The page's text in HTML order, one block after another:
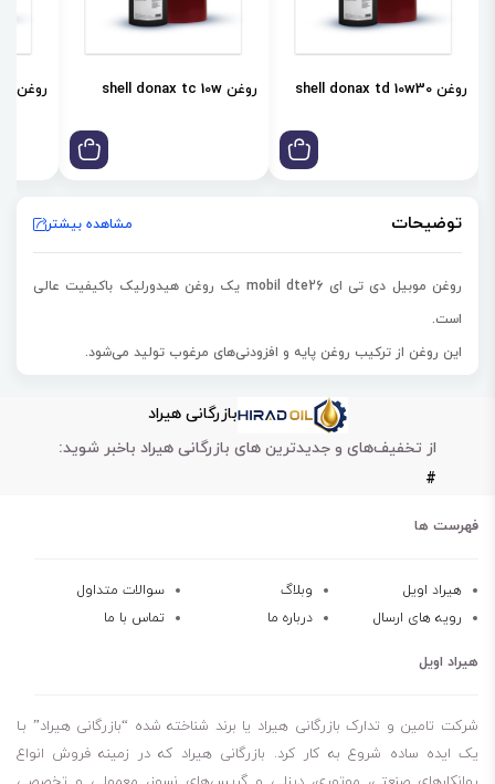
روغن shell donax td 10w30 روغن shell donax tc 10w روغن shell donax td 85w
توضیحات مشاهده بیشتر
روغن موبیل دی تی ای mobil dte26 یک روغن هیدورلیک باکیفیت عالی
است.
این روغن از ترکیب روغن پایه و افزودنی‌های مرغوب تولید می‌شود.
ماشین آلات می‌باشد.
این روغن در سیستم‌های هیدرولیکی فشار بالا، پمپ خروجی بالا و سایر اجزا
مانند سروو و شیرهای محصور کاربرد دارد.
این روغن علاوه بر روانکاری، در کاهش سایش و خوردگی قطعات نقش مهمی
روغن هیدرولیک باکیفیت
کاهش دمای قطعات
افزایش عمر قطعات
خاصیت پایداری اکسیداسیون
بازرگانی هیراد
از تخفیف‌های و جدیدترین های بازرگانی هیراد باخبر شوید:
#
فهرست ها
هیراد اویل وبلاگ
سوالات متداول
رویه های ارسال
درباره ما تماس با ما
هیراد اویل
شرکت تامین و تدارک بازرگانی هیراد یا برند شناخته شده “بازرگانی هیراد” بـا
یک ایده ساده شروع به کار کرد. بازرگانی هیراد که در زمینه فروش انواع